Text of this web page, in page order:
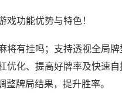
戏功能优势与特色！
将有挂吗；支持透视全局
优化、提高好牌率及快速
整牌局结果，提升胜率。